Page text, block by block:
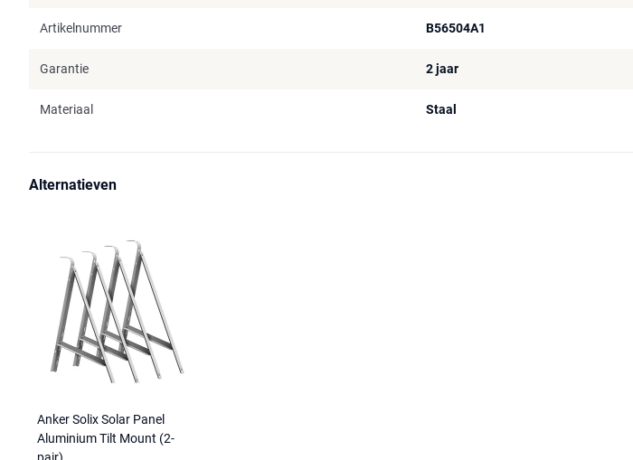
Artikelnummer B56504A1
Garantie 2 jaar
Materiaal Staal
Alternatieven
Anker Solix Solar Panel
Aluminium Tilt Mount (2-
pair)